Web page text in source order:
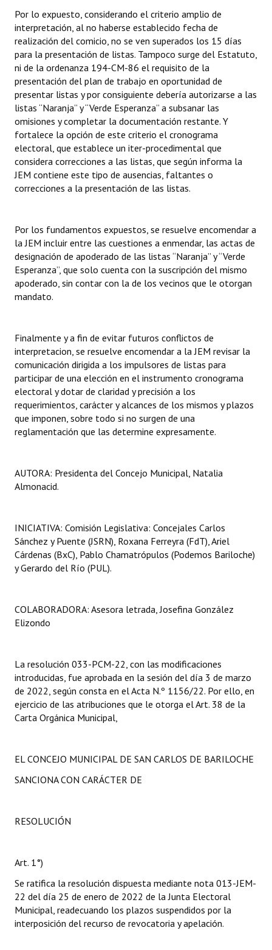
Por lo expuesto, considerando el criterio amplio de
interpretación, al no haberse establecido fecha de
realización del comicio, no se ven superados los 15 días
para la presentación de listas. Tampoco surge del Estatuto,
ni de la ordenanza 194-CM-86 el requisito de la
presentación del plan de trabajo en oportunidad de
presentar listas y por consiguiente debería autorizarse a las
listas “Naranja” y “Verde Esperanza” a subsanar las
omisiones y completar la documentación restante. Y
fortalece la opción de este criterio el cronograma
electoral, que establece un iter-procedimental que
considera correcciones a las listas, que según informa la
JEM contiene este tipo de ausencias, faltantes o
correcciones a la presentación de las listas.
Por los fundamentos expuestos, se resuelve encomendar a
la JEM incluir entre las cuestiones a enmendar, las actas de
designación de apoderado de las listas “Naranja” y “Verde
Esperanza”, que solo cuenta con la suscripción del mismo
apoderado, sin contar con la de los vecinos que le otorgan
mandato.
Finalmente y a fin de evitar futuros conflictos de
interpretacion, se resuelve encomendar a la JEM revisar la
comunicación dirigida a los impulsores de listas para
participar de una elección en el instrumento cronograma
electoral y dotar de claridad y precisión a los
requerimientos, carácter y alcances de los mismos y plazos
que imponen, sobre todo si no surgen de una
reglamentación que las determine expresamente.
AUTORA: Presidenta del Concejo Municipal, Natalia
Almonacid.
INICIATIVA: Comisión Legislativa: Concejales Carlos
Sánchez y Puente (JSRN), Roxana Ferreyra (FdT), Ariel
Cárdenas (BxC), Pablo Chamatrópulos (Podemos Bariloche)
y Gerardo del Río (PUL).
COLABORADORA: Asesora letrada, Josefina González
Elizondo
La resolución 033-PCM-22, con las modificaciones
introducidas, fue aprobada en la sesión del día 3 de marzo
de 2022, según consta en el Acta N.º 1156/22. Por ello, en
ejercicio de las atribuciones que le otorga el Art. 38 de la
Carta Orgánica Municipal,
EL CONCEJO MUNICIPAL DE SAN CARLOS DE BARILOCHE
SANCIONA CON CARÁCTER DE
RESOLUCIÓN
Art. 1°)
Se ratifica la resolución dispuesta mediante nota 013-JEM-
22 del día 25 de enero de 2022 de la Junta Electoral
Municipal, readecuando los plazos suspendidos por la
interposición del recurso de revocatoria y apelación.